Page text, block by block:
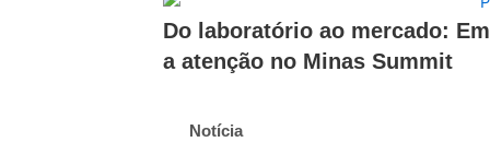
Do laboratório ao mercado:
a atenção no Minas Summit
Notícia